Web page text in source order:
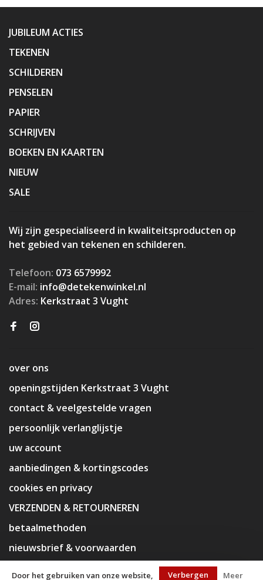
JUBILEUM ACTIES
TEKENEN
SCHILDEREN
PENSELEN
PAPIER
SCHRIJVEN
BOEKEN EN KAARTEN
NIEUW
SALE
Wij zijn gespecialiseerd in kwaliteitsproducten op
het gebied van tekenen en schilderen.
Telefoon: 073 6579992
E-mail: info@detekenwinkel.nl
Adres: Kerkstraat 3 Vught
over ons
openingstijden Kerkstraat 3 Vught
contact & veelgestelde vragen
persoonlijk verlanglijstje
uw account
aanbiedingen & kortingscodes
cookies en privacy
VERZENDEN & RETOURNEREN
betaalmethoden
nieuwsbrief & voorwaarden
Door het gebruiken van onze website, Verbergen Meer